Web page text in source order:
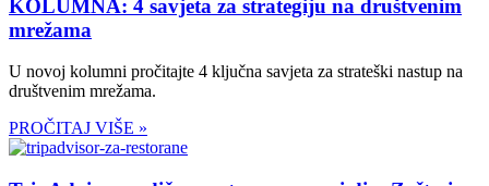
KOLUMNA: 4 savjeta za strategiju na društvenim
mrežama
U novoj kolumni pročitajte 4 ključna savjeta za strateški nastup na
društvenim mrežama.
PROČITAJ VIŠE »